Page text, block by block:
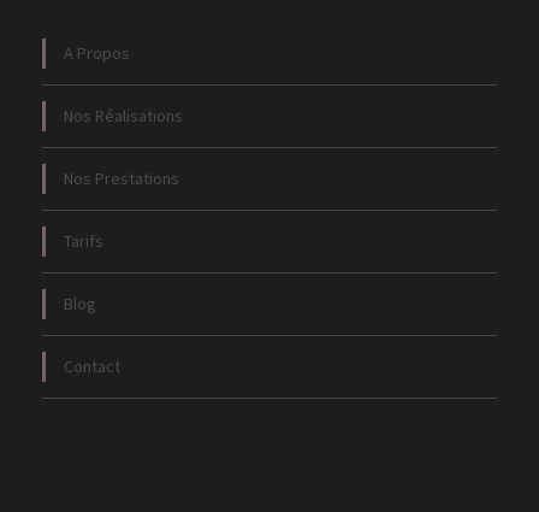
A Propos
Nos Réalisations
Nos Prestations
Tarifs
Blog
Contact